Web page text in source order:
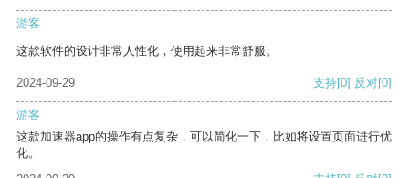
游客
这款软件的设计非常人性化，使用起来非常舒服。
2024-09-29 支持[0] 反对[0]
游客
这款加速器app的操作有点复杂，可以简化一下，比如将设置页面进行优
化。